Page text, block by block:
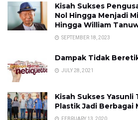
Kisah Sukses
Nol Hingga Menjadi
Hingga William
SEPTEMBER 18, 2023
Dampak Tidak
JULY 28, 2021
Kisah Sukses
Plastik Jadi Berbagai
FEBRUARY 13, 2020